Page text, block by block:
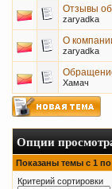
Отзывы об
zaryadka
О
zaryadka
Хамач
Опции
Показаны темы с 1 по
Критерий сортировки